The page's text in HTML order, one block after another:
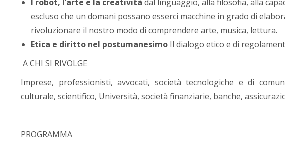
I robot, l’arte e la creatività dal linguaggio, alla filosofia, alla
escluso che un domani possano esserci macchine in grado di
rivoluzionare il nostro modo di comprendere arte, musica, lettura.
Etica e diritto nel postumanesimo Il dialogo etico e di
A CHI SI RIVOLGE
Imprese, professionisti, avvocati, società tecnologiche e di
culturale, scientifico, Università, società finanziarie, banche,
PROGRAMMA